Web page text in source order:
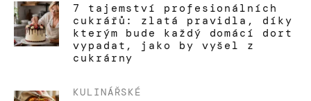
7 tajemství profesionálních
cukrářů: zlatá pravidla, díky
kterým bude každý domácí dort
vypadat, jako by vyšel z
cukrárny
KULINÁŘSKÉ